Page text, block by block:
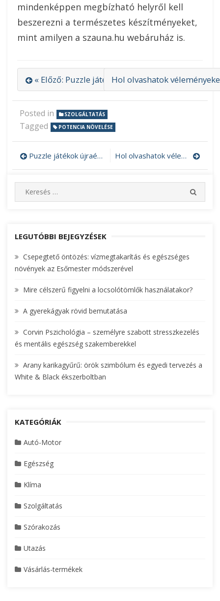
mindenképpen megbízható helyről kell
beszerezni a természetes készítményeket,
mint amilyen a szauna.hu webáruház is.
« Előző: Puzzle játékok újraértelmezett
Hol olvashatok
Posted in SZOLGÁLTATÁS
Tagged POTENCIA NÖVELÉSE
Bejegyzés
navigáció
Puzzle játékok újraértelmezett formában Hol olvashatok véleményeket az Aviva tornáról?
e
c
f
o
:
E
LEGUTÓBBI BEJEGYZÉSEK
Csepegtető öntözés: vízmegtakarítás és egészséges
növények az Esőmester módszerével
Mire célszerű figyelni a locsolótömlők használatakor?
A gyerekágyak rövid bemutatása
Corvin Pszichológia – személyre szabott stresszkezelés
és mentális egészség szakemberekkel
Arany karikagyűrű: örök szimbólum és egyedi tervezés a
White & Black ékszerboltban
KATEGÓRIÁK
Autó-Motor
Egészség
Klíma
Szolgáltatás
Szórakozás
Utazás
Vásárlás-termékek